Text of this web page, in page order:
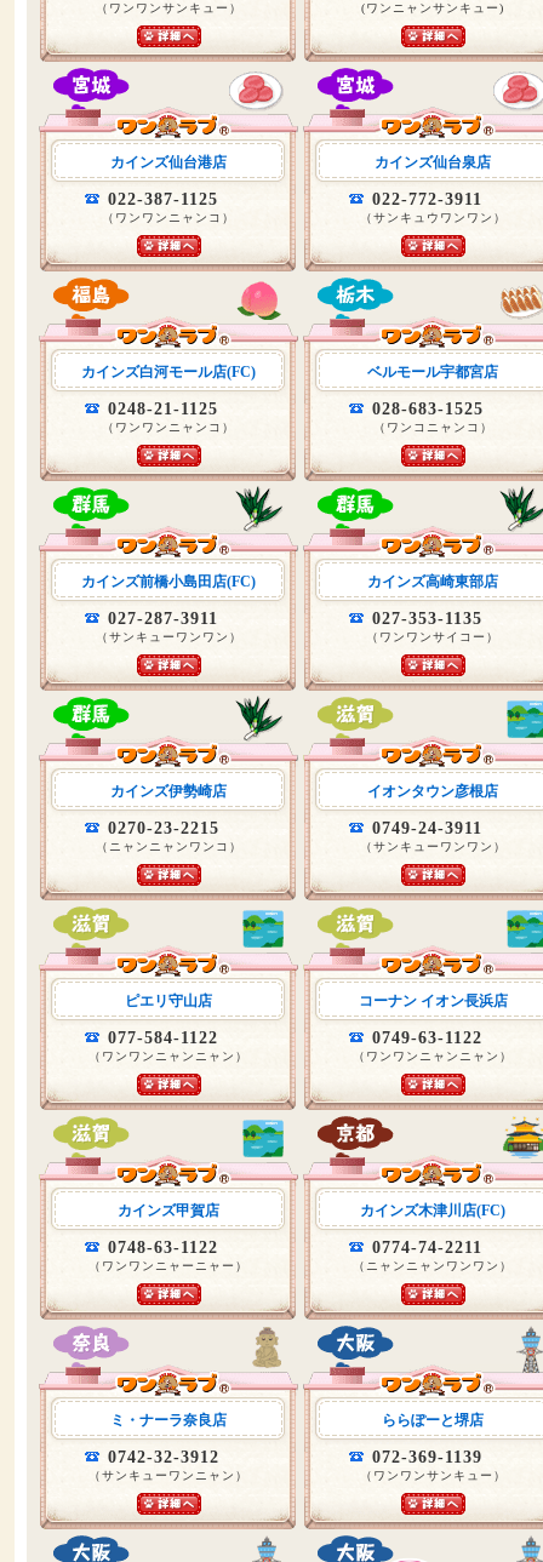
（ワンワンサンキュー） (ワンニャンサンキュー)
カインズ仙台港店
022-387-1125
（ワンワンニャンコ）
カインズ仙台泉店
022-772-3911
（サンキュウワンワン）
カインズ白河モール店(FC)
0248-21-1125
（ワンワンニャンコ）
ベルモール宇都宮店
028-683-1525
（ワンコニャンコ）
カインズ前橋小島田店(FC)
027-287-3911
（サンキューワンワン）
カインズ高崎東部店
027-353-1135
（ワンワンサイコー）
カインズ伊勢崎店
0270-23-2215
（ニャンニャンワンコ）
イオンタウン彦根店
0749-24-3911
（サンキューワンワン）
ピエリ守山店
077-584-1122
（ワンワンニャンニャン）
コーナン イオン長浜店
0749-63-1122
（ワンワンニャンニャン）
カインズ甲賀店
0748-63-1122
（ワンワンニャーニャー）
カインズ木津川店(FC)
0774-74-2211
（ニャンニャンワンワン）
ミ・ナーラ奈良店
0742-32-3912
（サンキューワンニャン）
ららぽーと堺店
072-369-1139
（ワンワンサンキュー）